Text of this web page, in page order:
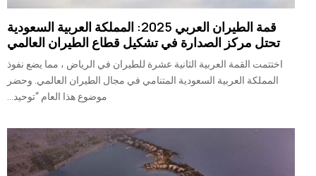
قمة الطيران العربي 2025: المملكة العربية السعودية
تحتل مركز الصدارة في تشكيل قطاع الطيران العالمي
اختتمت القمة العربية الثانية عشرة للطيران في الرياض ، مما يضع نفوذ
المملكة العربية السعودية المتنامي في مجال الطيران العالمي. وحضر
موضوع هذا العام “توحيد...